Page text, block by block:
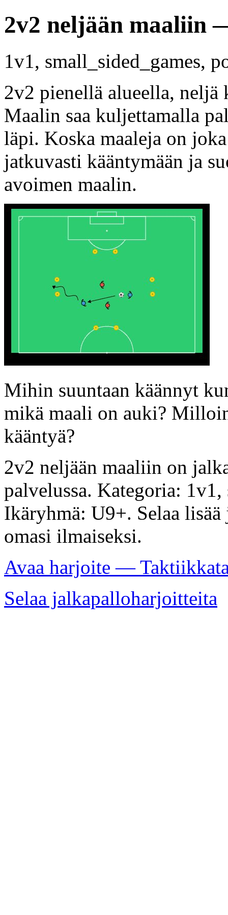
2v2 neljään maaliin
1v1, small_sided_games,
2v2 pienellä alueella,
Maalin saa kuljettamalla
läpi. Koska maaleja on
jatkuvasti kääntymään ja
avoimen maalin.
Mihin suuntaan käännyt
mikä maali on auki?
kääntyä?
2v2 neljään maaliin on
palvelussa. Kategoria: 1v1,
Ikäryhmä: U9+. Selaa
omasi ilmaiseksi.
Avaa harjoite —
Selaa jalkapalloharjoitteita